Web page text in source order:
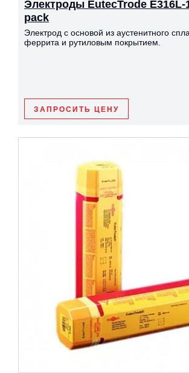
Электроды EutecTrode Е316L-
pack
Электрод с основой из аустенитного
феррита и рутиловым покрытием.
ЗАПРОСИТЬ ЦЕНУ